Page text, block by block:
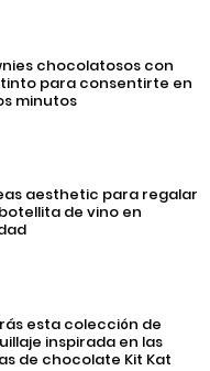
chocolatosos con
para consentirte en
minutos
aesthetic para regalar
de vino en
esta colección de
inspirada en las
de chocolate Kit Kat